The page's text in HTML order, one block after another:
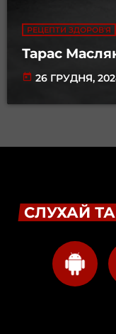
РЕЦЕПТИ ЗДОРОВ'Я
Тарас
today 26 ГРУДНЯ,
СЛУХАЙ